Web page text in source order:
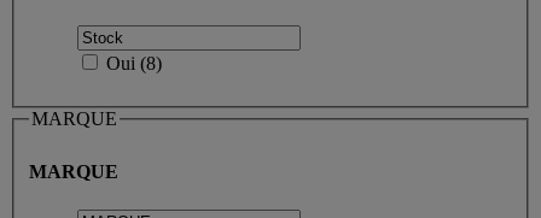
Oui (8)
MARQUE
MARQUE